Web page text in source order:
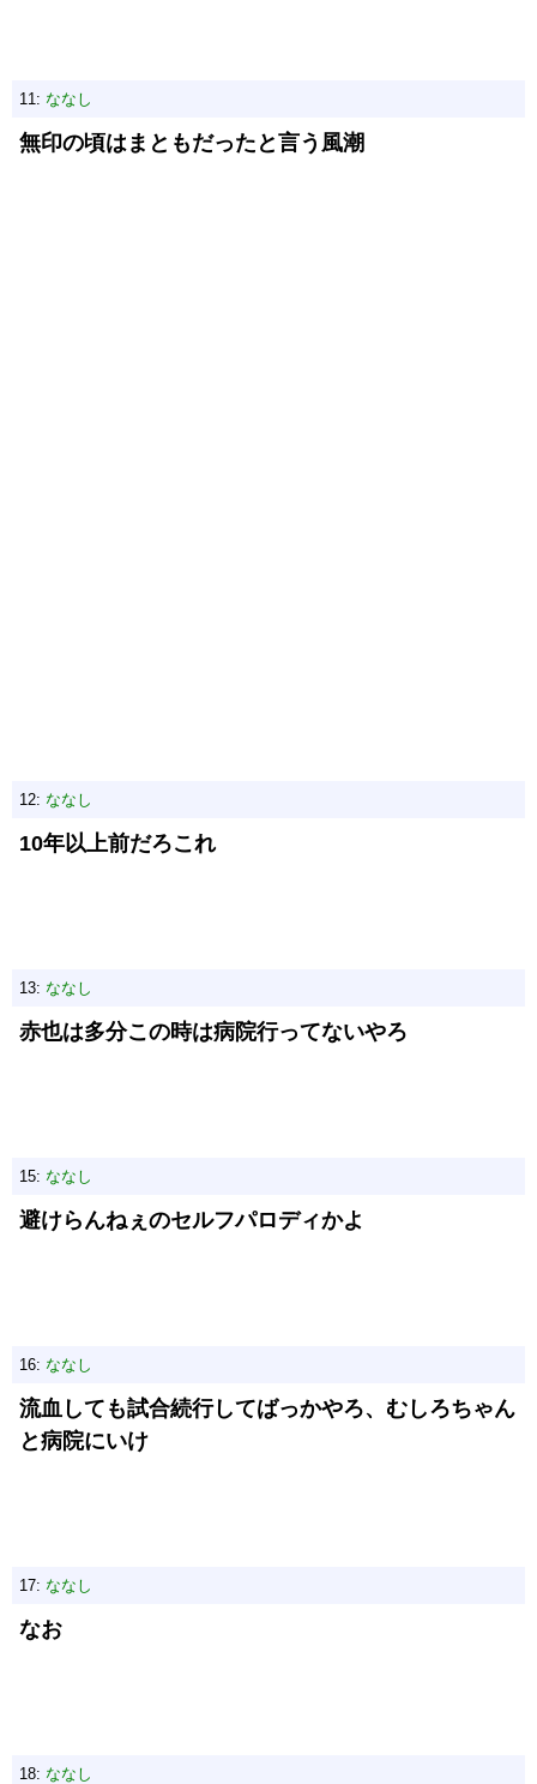
11: ななし
無印の頃はまともだったと言う風潮
12: ななし
10年以上前だろこれ
13: ななし
赤也は多分この時は病院行ってないやろ
15: ななし
避けらんねぇのセルフパロディかよ
16: ななし
流血しても試合続行してばっかやろ、むしろちゃん
と病院にいけ
17: ななし
なお
18: ななし